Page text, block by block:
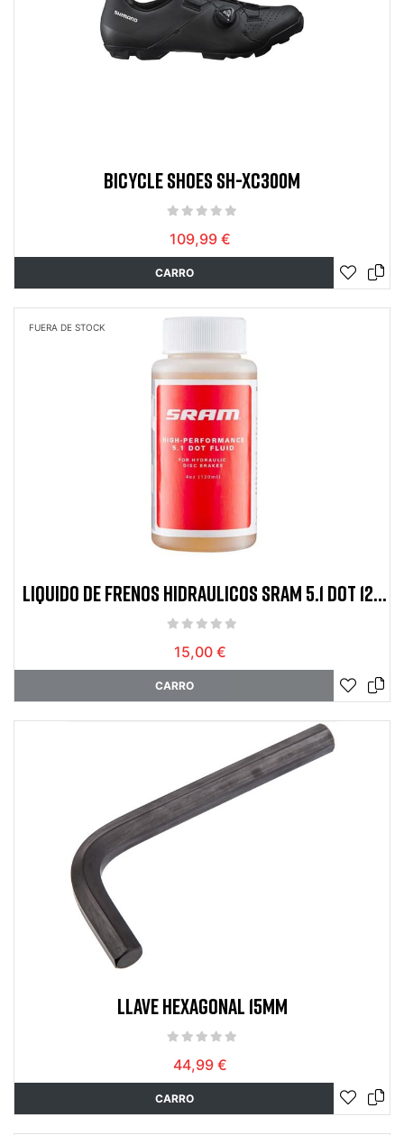
BICYCLE SHOES SH-XC300M
109,99 €
CARRO
FUERA DE STOCK
LIQUIDO DE FRENOS HIDRAULICOS SRAM 5.1 DOT 120
ML
15,00 €
CARRO
LLAVE HEXAGONAL 15MM
44,99 €
CARRO